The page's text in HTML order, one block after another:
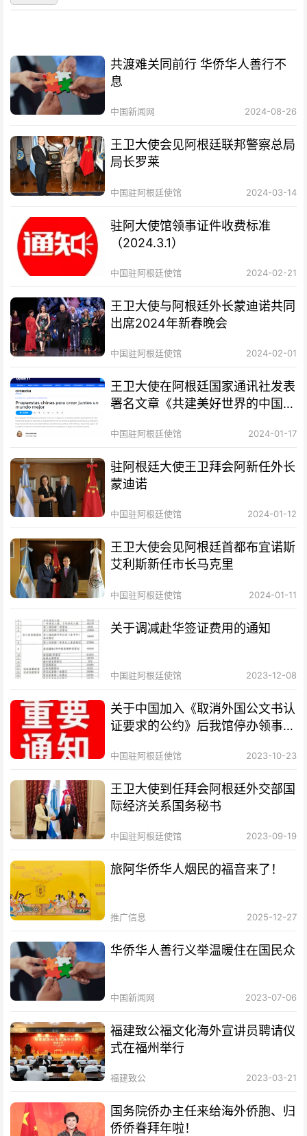
共渡难关同前行 华侨华人善行不
息
中国新闻网 2024-08-26
王卫大使会见阿根廷联邦警察总局
局长罗莱
中国驻阿根廷使馆 2024-03-14
驻阿大使馆领事证件收费标准
（2024.3.1）
中国驻阿根廷使馆 2024-02-21
王卫大使与阿根廷外长蒙迪诺共同
出席2024年新春晚会
中国驻阿根廷使馆 2024-02-01
王卫大使在阿根廷国家通讯社发表
署名文章《共建美好世界的中国方
中国驻阿根廷使馆 2024-01-17
驻阿根廷大使王卫拜会阿新任外长
蒙迪诺
中国驻阿根廷使馆 2024-01-12
王卫大使会见阿根廷首都布宜诺斯
艾利斯新任市长马克里
中国驻阿根廷使馆 2024-01-11
关于调减赴华签证费用的通知
中国驻阿根廷使馆 2023-12-08
关于中国加入《取消外国公文书认
证要求的公约》后我馆停办领事认
中国驻阿根廷使馆 2023-10-23
王卫大使到任拜会阿根廷外交部国
际经济关系国务秘书
中国驻阿根廷使馆 2023-09-19
旅阿华侨华人烟民的福音来了！
推广信息 2025-12-27
华侨华人善行义举温暖住在国民众
中国新闻网 2023-07-06
福建致公福文化海外宣讲员聘请仪
式在福州举行
福建致公 2023-03-21
国务院侨办主任来给海外侨胞、归
侨侨眷拜年啦！